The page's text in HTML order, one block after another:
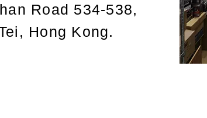
Road 534-538,
Hong Kong.